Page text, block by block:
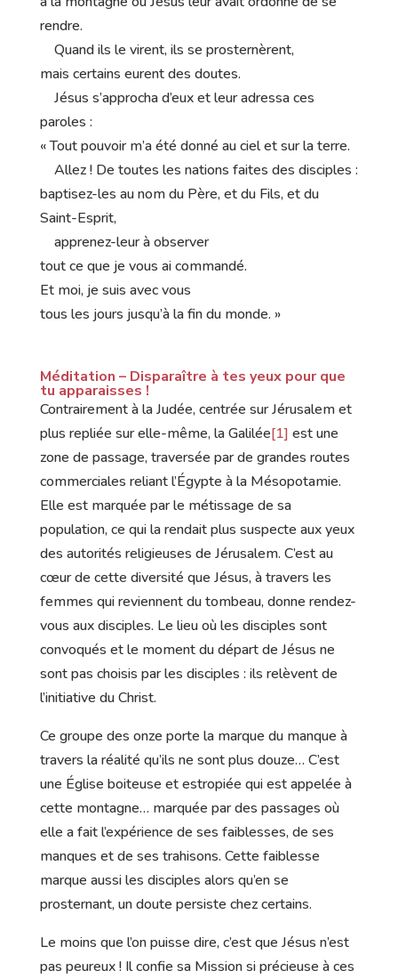
rendre.
Quand ils le virent, ils se prosternèrent,
mais certains eurent des doutes.
Jésus s’approcha d’eux et leur adressa ces
paroles :
« Tout pouvoir m’a été donné au ciel et sur la terre.
Allez ! De toutes les nations faites des disciples :
baptisez-les au nom du Père, et du Fils, et du
Saint-Esprit,
apprenez-leur à observer
tout ce que je vous ai commandé.
Et moi, je suis avec vous
tous les jours jusqu’à la fin du monde. »
Méditation – Disparaître à tes yeux pour que
tu apparaisses !
Contrairement à la Judée, centrée sur Jérusalem et
plus repliée sur elle-même, la Galilée[1] est une
zone de passage, traversée par de grandes routes
commerciales reliant l’Égypte à la Mésopotamie.
Elle est marquée par le métissage de sa
population, ce qui la rendait plus suspecte aux yeux
des autorités religieuses de Jérusalem. C’est au
cœur de cette diversité que Jésus, à travers les
femmes qui reviennent du tombeau, donne rendez-
vous aux disciples. Le lieu où les disciples sont
convoqués et le moment du départ de Jésus ne
sont pas choisis par les disciples : ils relèvent de
l’initiative du Christ.
Ce groupe des onze porte la marque du manque à
travers la réalité qu’ils ne sont plus douze… C’est
une Église boiteuse et estropiée qui est appelée à
cette montagne… marquée par des passages où
elle a fait l’expérience de ses faiblesses, de ses
manques et de ses trahisons. Cette faiblesse
marque aussi les disciples alors qu’en se
prosternant, un doute persiste chez certains.
Le moins que l’on puisse dire, c’est que Jésus n’est
pas peureux ! Il confie sa Mission si précieuse à ces